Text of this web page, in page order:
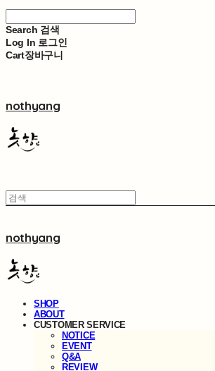
Search 검색
Log In 로그인
Cart장바구니
nothyang
nothyang
SHOP
ABOUT
CUSTOMER SERVICE
NOTICE
EVENT
Q&A
REVIEW